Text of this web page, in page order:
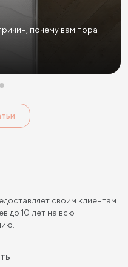
почему вам пора
своим клиентам
до 10 лет на всю